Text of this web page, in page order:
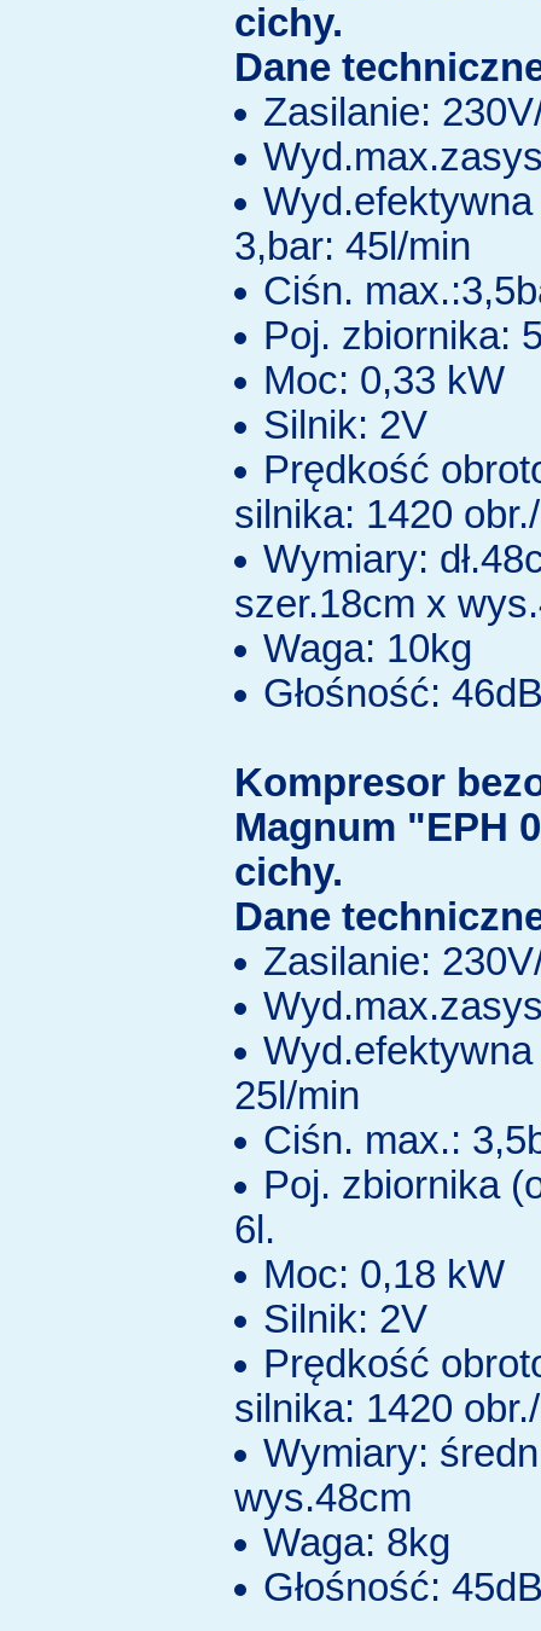
cichy.
Dane
Zasilanie:
3,bar: 45l/min
Ciśn.
Poj. zbiornika:
Moc: 0,33 kW
Silnik: 2V
Prędkość
silnika: 1420
Wymiary:
szer.18cm x
Waga: 10kg
Głośność:
Kompresor
Magnum "EPH
cichy.
Dane
Zasilanie:
25l/min
Ciśn. max.:
Poj. zbiornika
6l.
Moc: 0,18 kW
Silnik: 2V
Prędkość
silnika: 1420
Wymiary:
wys.48cm
Waga: 8kg
Głośność: